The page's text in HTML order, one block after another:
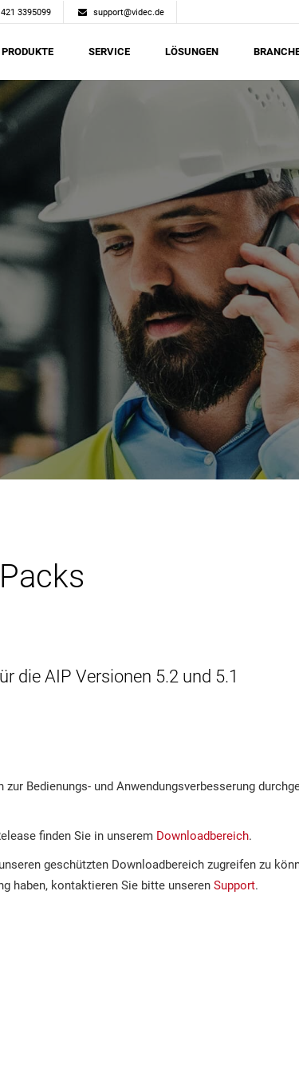
3395099 support@videc.de
PRODUKTE SERVICE LÖSUNGEN
die AIP Versionen 5.2 und 5.1
Bedienungs- und Anwendungsverbesserung
finden Sie in unserem Downloadbereich.
geschützten Downloadbereich zugreifen zu
haben, kontaktieren Sie bitte unseren Support.